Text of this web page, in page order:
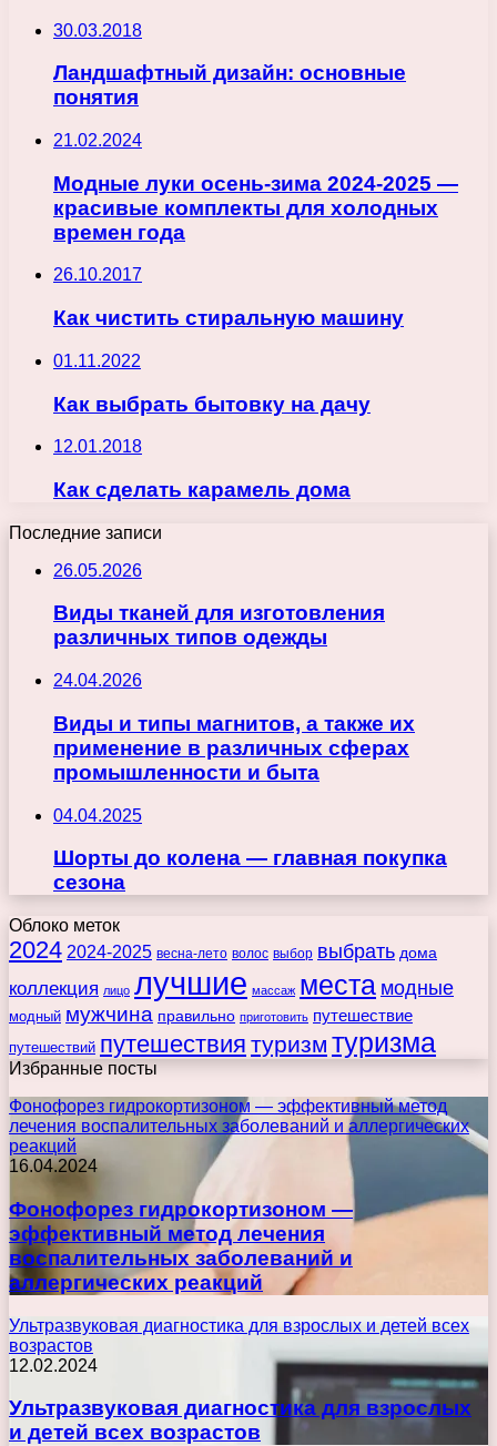
30.03.2018
Ландшафтный дизайн: основные
понятия
21.02.2024
Модные луки осень-зима 2024-2025 —
красивые комплекты для холодных
времен года
26.10.2017
Как чистить стиральную машину
01.11.2022
Как выбрать бытовку на дачу
12.01.2018
Как сделать карамель дома
Последние записи
26.05.2026
Виды тканей для изготовления
различных типов одежды
24.04.2026
Виды и типы магнитов, а также их
применение в различных сферах
промышленности и быта
04.04.2025
Шорты до колена — главная покупка
сезона
Облоко меток
2024 2024-2025 весна-лето волос выбор выбрать дома
коллекция лицо лучшие массаж места модные
модный мужчина правильно приготовить путешествие
путешествий путешествия туризм туризма
Избранные посты
Фонофорез гидрокортизоном — эффективный метод
лечения воспалительных заболеваний и аллергических
реакций
16.04.2024
Фонофорез гидрокортизоном —
эффективный метод лечения
воспалительных заболеваний и
аллергических реакций
Ультразвуковая диагностика для взрослых и детей всех
возрастов
12.02.2024
Ультразвуковая диагностика для взрослых
и детей всех возрастов